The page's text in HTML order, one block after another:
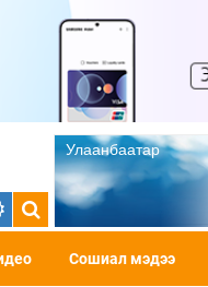
Улаанбаатар
Сошиал мэдээ